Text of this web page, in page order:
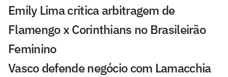
Emily Lima critica arbitragem de
Flamengo x Corinthians no Brasileirão
Feminino
Vasco defende negócio com Lamacchia